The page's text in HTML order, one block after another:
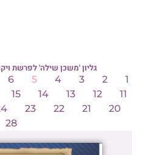
גליון 'משכן שילה' לפרשת
1
2
3
4
5
6
11
12
13
14
15
20
21
22
23
28